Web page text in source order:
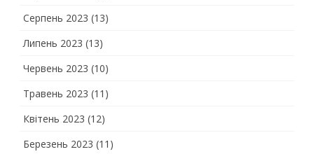
Серпень 2023 (13)
Липень 2023 (13)
Червень 2023 (10)
Травень 2023 (11)
Квітень 2023 (12)
Березень 2023 (11)